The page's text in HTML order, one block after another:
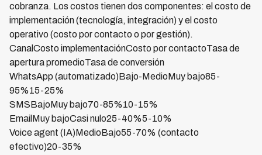
cobranza. Los costos tienen dos componentes: el costo de
implementación (tecnología, integración) y el costo
operativo (costo por contacto o por gestión).
CanalCosto implementaciónCosto por contactoTasa de
apertura promedioTasa de conversión
WhatsApp (automatizado)Bajo-MedioMuy bajo85-
95%15-25%
SMSBajoMuy bajo70-85%10-15%
EmailMuy bajoCasi nulo25-40%5-10%
Voice agent (IA)MedioBajo55-70% (contacto
efectivo)20-35%